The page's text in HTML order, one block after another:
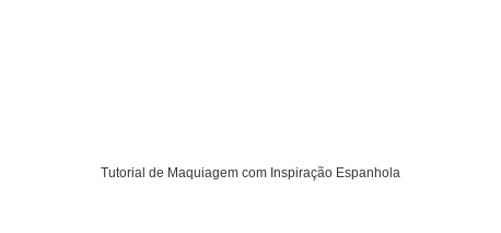
Tutorial de Maquiagem com Inspiração Espanhola